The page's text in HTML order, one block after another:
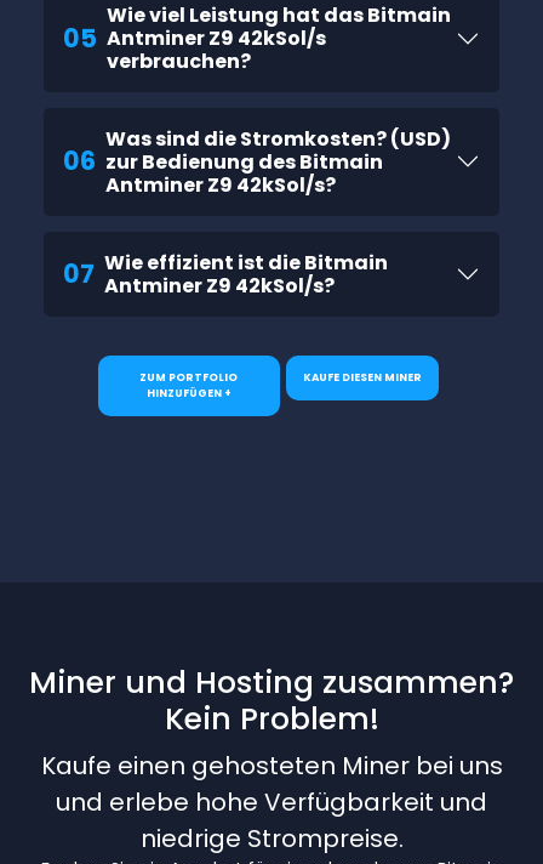
05
Wie viel Leistung hat das Bitmain
Antminer Z9 42kSol/s
verbrauchen?
06
Was sind die Stromkosten? (USD)
zur Bedienung des Bitmain
Antminer Z9 42kSol/s?
07 Wie effizient ist die Bitmain
Antminer Z9 42kSol/s?
ZUM PORTFOLIO
HINZUFÜGEN +
KAUFE DIESEN MINER
Miner und Hosting zusammen?
Kein Problem!
Kaufe einen gehosteten Miner bei uns
und erlebe hohe Verfügbarkeit und
niedrige Strompreise.